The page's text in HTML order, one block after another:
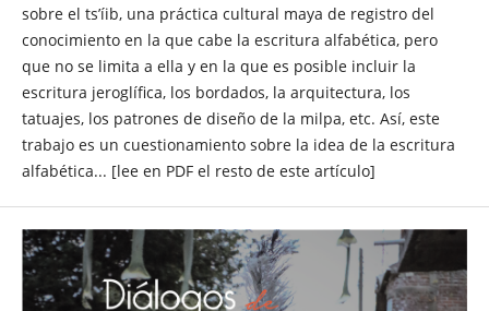
sobre el ts’íib, una práctica cultural maya de registro del
conocimiento en la que cabe la escritura alfabética, pero
que no se limita a ella y en la que es posible incluir la
escritura jeroglífica, los bordados, la arquitectura, los
tatuajes, los patrones de diseño de la milpa, etc. Así, este
trabajo es un cuestionamiento sobre la idea de la escritura
alfabética... [lee en PDF el resto de este artículo]